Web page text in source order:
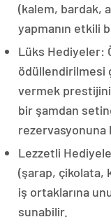
(kalem, bardak,
yapmanın etkili
Lüks Hediyeler:
ödüllendirilmesi
vermek
bir şamdan
rezervasyonuna
Lezzetli
(şarap, çikolata,
iş ortaklarına
sunabilir.